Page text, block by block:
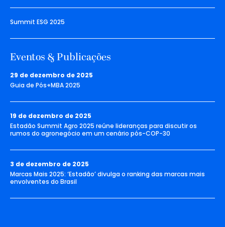
Summit ESG 2025
Eventos & Publicações
29 de dezembro de 2025
Guia de Pós+MBA 2025
19 de dezembro de 2025
Estadão Summit Agro 2025 reúne lideranças para discutir os
rumos do agronegócio em um cenário pós-COP-30
3 de dezembro de 2025
Marcas Mais 2025: ‘Estadão’ divulga o ranking das marcas mais
envolventes do Brasil